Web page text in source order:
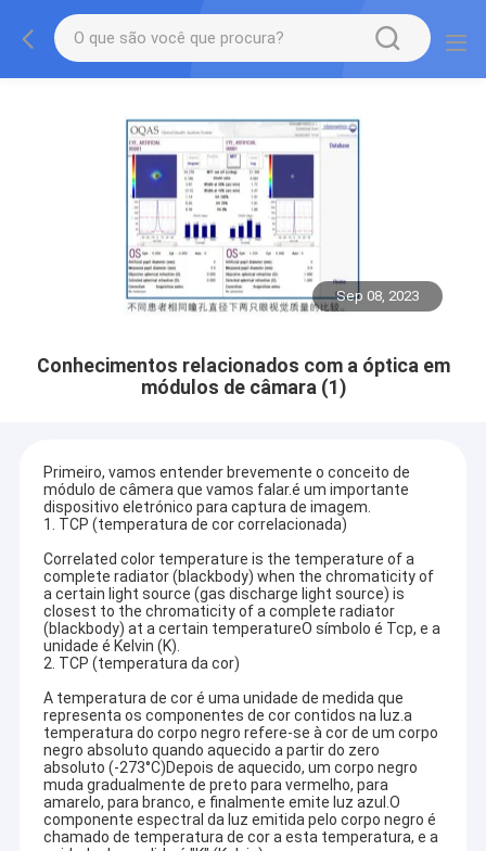
Sep 08, 2023
Conhecimentos relacionados com a óptica em
módulos de câmara (1)
Primeiro, vamos entender brevemente o conceito de
módulo de câmera que vamos falar.é um importante
dispositivo eletrónico para captura de imagem.
1. TCP (temperatura de cor correlacionada)
Correlated color temperature is the temperature of a
complete radiator (blackbody) when the chromaticity of
a certain light source (gas discharge light source) is
closest to the chromaticity of a complete radiator
(blackbody) at a certain temperatureO símbolo é Tcp, e a
unidade é Kelvin (K).
2. TCP (temperatura da cor)
A temperatura de cor é uma unidade de medida que
representa os componentes de cor contidos na luz.a
temperatura do corpo negro refere-se à cor de um corpo
negro absoluto quando aquecido a partir do zero
absoluto (-273°C)Depois de aquecido, um corpo negro
muda gradualmente de preto para vermelho, para
amarelo, para branco, e finalmente emite luz azul.O
componente espectral da luz emitida pelo corpo negro é
chamado de temperatura de cor a esta temperatura, e a